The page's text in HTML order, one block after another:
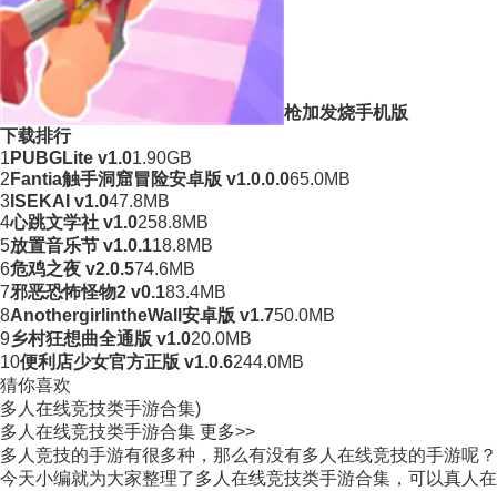
枪加发烧手机版
下载排行
1 PUBGLite v1.01.90GB
2 Fantia触手洞窟冒险安卓版 v1.0.0.065.0MB
3 ISEKAI v1.047.8MB
4心跳文学社 v1.0258.8MB
5放置音乐节 v1.0.118.8MB
6危鸡之夜 v2.0.574.6MB
7邪恶恐怖怪物2 v0.183.4MB
8AnothergirlintheWall安卓版 v1.750.0MB
9乡村狂想曲全通版 v1.020.0MB
10便利店少女官方正版 v1.0.6244.0MB
猜你喜欢
多人在线竞技类手游合集)
多人在线竞技类手游合集 更多>>
多人竞技的手游有很多种，那么有没有多人在线竞技的手游呢？
今天小编就为大家整理了多人在线竞技类手游合集，可以真人在